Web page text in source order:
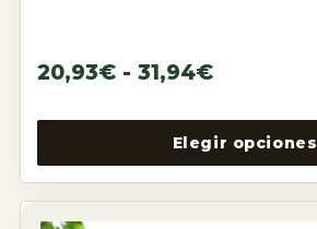
Elegir opciones
20,93€ - 31,94€